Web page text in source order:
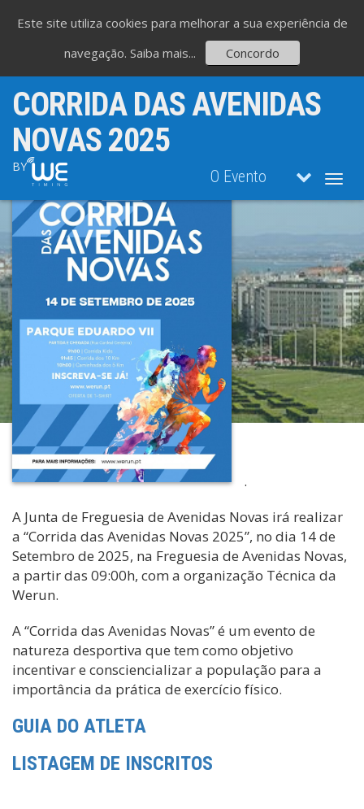
CORRIDA DAS AVENIDAS
NOVAS 2025
BY O Evento
.
A Junta de Freguesia de Avenidas Novas irá realizar
a “Corrida das Avenidas Novas 2025”, no dia 14 de
Setembro de 2025, na Freguesia de Avenidas Novas,
a partir das 09:00h, com a organização Técnica da
Werun.
A “Corrida das Avenidas Novas” é um evento de
natureza desportiva que tem como objetivo
incentivar e consciencializar a população para a
importância da prática de exercício físico.
GUIA DO ATLETA
LISTAGEM DE INSCRITOS
Este site utiliza cookies para melhorar a sua experiência de
navegação. Saiba mais... Concordo